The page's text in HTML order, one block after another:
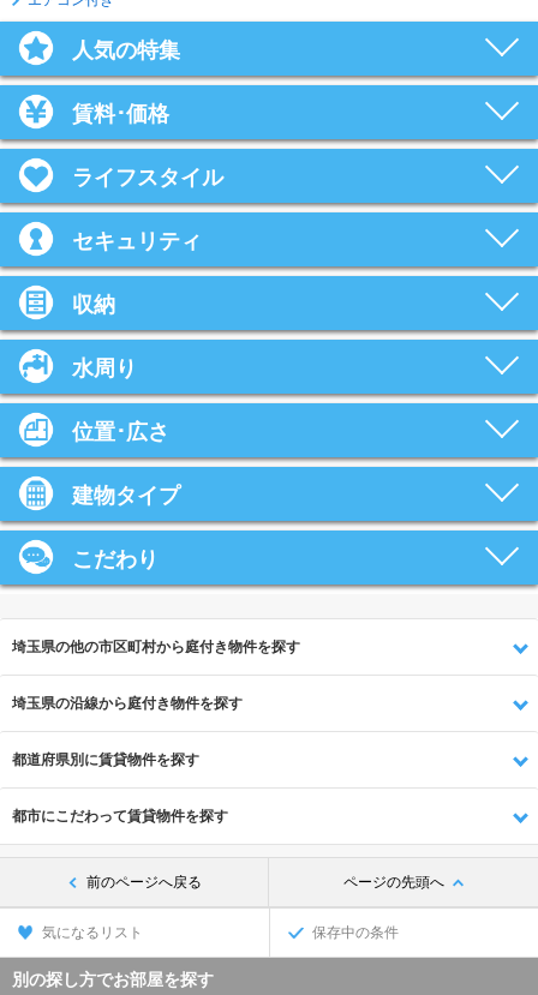
人気の特集
賃料･価格
ライフスタイル
セキュリティ
収納
水周り
位置･広さ
建物タイプ
こだわり
埼玉県の他の市区町村から庭付き物件を探す
埼玉県の沿線から庭付き物件を探す
都道府県別に賃貸物件を探す
都市にこだわって賃貸物件を探す
前のページへ戻る ページの先頭へ
気になるリスト 保存中の条件
別の探し方でお部屋を探す